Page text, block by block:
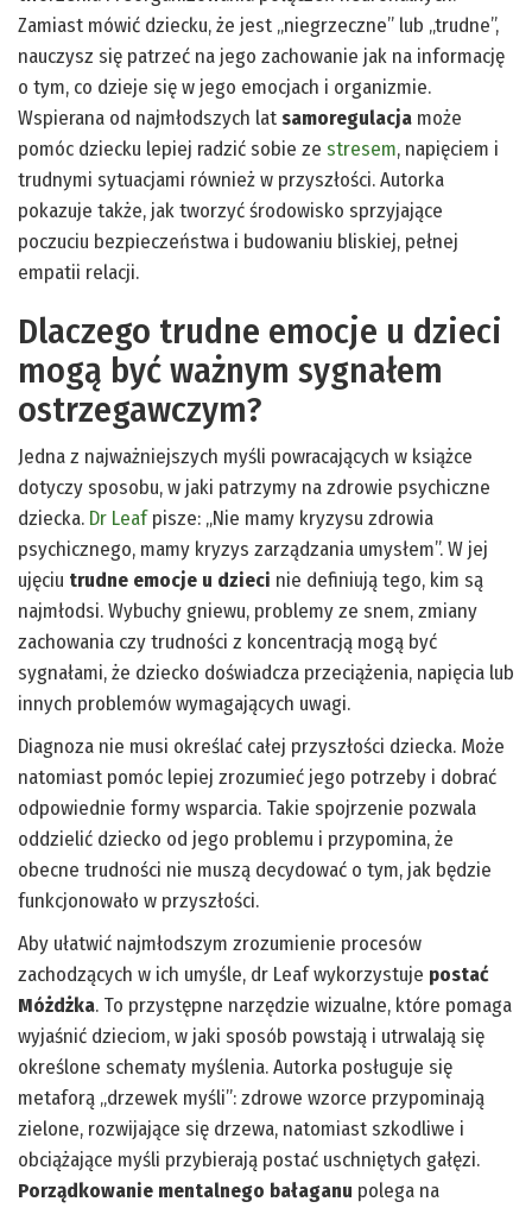
Zamiast mówić dziecku, że jest „niegrzeczne” lub „trudne”,
nauczysz się patrzeć na jego zachowanie jak na informację
o tym, co dzieje się w jego emocjach i organizmie.
Wspierana od najmłodszych latsamoregulacja może
pomóc dziecku lepiej radzić sobie ze stresem, napięciem i
trudnymi sytuacjami również w przyszłości. Autorka
pokazuje także, jak tworzyć środowisko sprzyjające
poczuciu bezpieczeństwa i budowaniu bliskiej, pełnej
empatii relacji.
Dlaczego trudne emocje u dzieci
mogą być ważnym sygnałem
ostrzegawczym?
Jedna z najważniejszych myśli powracających w książce
dotyczy sposobu, w jaki patrzymy na zdrowie psychiczne
dziecka. Dr Leafpisze: „Nie mamy kryzysu zdrowia
psychicznego, mamy kryzys zarządzania umysłem”. W jej
ujęciu trudne emocje u dzieci nie definiują tego, kim są
najmłodsi. Wybuchy gniewu, problemy ze snem, zmiany
zachowania czy trudności z koncentracją mogą być
sygnałami, że dziecko doświadcza przeciążenia, napięcia lub
innych problemów wymagających uwagi.
Diagnoza nie musi określać całej przyszłości dziecka. Może
natomiast pomóc lepiej zrozumieć jego potrzeby i dobrać
odpowiednie formy wsparcia. Takie spojrzenie pozwala
oddzielić dziecko od jego problemu i przypomina, że
obecne trudności nie muszą decydować o tym, jak będzie
funkcjonowało w przyszłości.
Aby ułatwić najmłodszym zrozumienie procesów
zachodzących w ich umyśle, dr Leaf wykorzystuje postać
Móżdżka. To przystępne narzędzie wizualne, które pomaga
wyjaśnić dzieciom, w jaki sposób powstają i utrwalają się
określone schematy myślenia. Autorka posługuje się
metaforą „drzewek myśli”: zdrowe wzorce przypominają
zielone, rozwijające się drzewa, natomiast szkodliwe i
obciążające myśli przybierają postać uschniętych gałęzi.
Porządkowanie mentalnego bałaganu polega na